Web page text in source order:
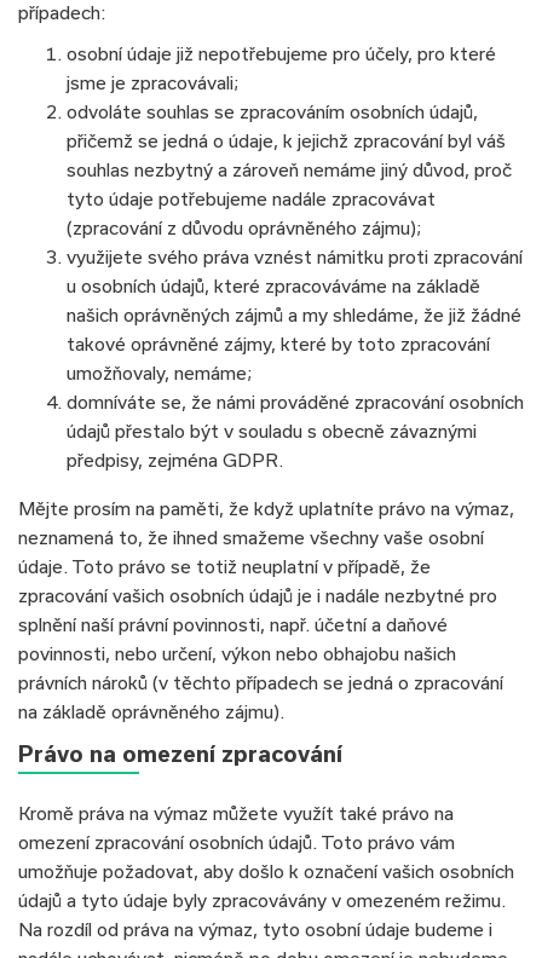
případech:
osobní údaje již nepotřebujeme pro účely, pro které
jsme je zpracovávali;
odvoláte souhlas se zpracováním osobních údajů,
přičemž se jedná o údaje, k jejichž zpracování byl váš
souhlas nezbytný a zároveň nemáme jiný důvod, proč
tyto údaje potřebujeme nadále zpracovávat
(zpracování z důvodu oprávněného zájmu);
využijete svého práva vznést námitku proti zpracování
u osobních údajů, které zpracováváme na základě
našich oprávněných zájmů a my shledáme, že již žádné
takové oprávněné zájmy, které by toto zpracování
umožňovaly, nemáme;
domníváte se, že námi prováděné zpracování osobních
údajů přestalo být v souladu s obecně závaznými
předpisy, zejména GDPR.
Mějte prosím na paměti, že když uplatníte právo na výmaz,
neznamená to, že ihned smažeme všechny vaše osobní
údaje. Toto právo se totiž neuplatní v případě, že
zpracování vašich osobních údajů je i nadále nezbytné pro
splnění naší právní povinnosti, např. účetní a daňové
povinnosti, nebo určení, výkon nebo obhajobu našich
právních nároků (v těchto případech se jedná o zpracování
na základě oprávněného zájmu).
Právo na omezení zpracování
Kromě práva na výmaz můžete využít také právo na
omezení zpracování osobních údajů. Toto právo vám
umožňuje požadovat, aby došlo k označení vašich osobních
údajů a tyto údaje byly zpracovávány v omezeném režimu.
Na rozdíl od práva na výmaz, tyto osobní údaje budeme i